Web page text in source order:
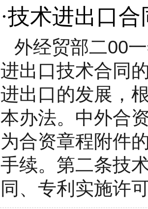
·技术进出口
外经贸部二00
进出口技术合同
进出口的发展，
本办法。中外合
为合资章程附件
手续。第二条技
同、专利实施许